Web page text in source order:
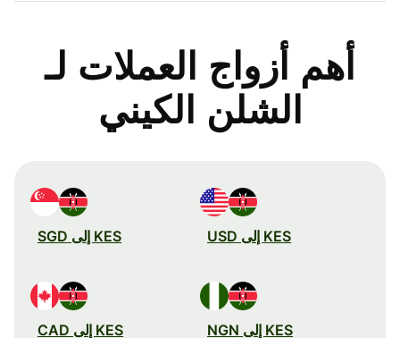
أهم أزواج العملات لـ
الشلن الكيني
KES إلى USD KES إلى SGD
KES إلى NGN KES إلى CAD